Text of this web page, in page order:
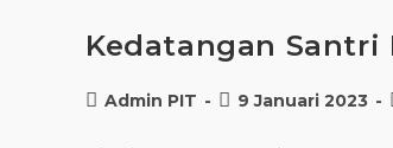
Kedatangan Santri
Admin PIT 9 Januari 2023